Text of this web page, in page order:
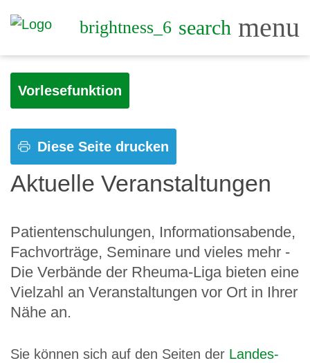
brightness_6 search menu
Vorlesefunktion
Diese Seite drucken
Aktuelle Veranstaltungen
Patientenschulungen, Informationsabende,
Fachvorträge, Seminare und vieles mehr -
Die Verbände der Rheuma-Liga bieten eine
Vielzahl an Veranstaltungen vor Ort in Ihrer
Nähe an.
Sie können sich auf den Seiten der Landes-